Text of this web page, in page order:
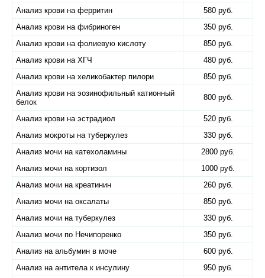
Анализ крови на ферритин
580 руб.
Анализ крови на фибриноген
350 руб.
Анализ крови на фолиевую кислоту
850 руб.
Анализ крови на ХГЧ
480 руб.
Анализ крови на хеликобактер пилори
850 руб.
Анализ крови на эозинофильный катионный
белок
800 руб.
Анализ крови на эстрадиол
520 руб.
Анализ мокроты на туберкулез
330 руб.
Анализ мочи на катехоламины
2800 руб.
Анализ мочи на кортизол
1000 руб.
Анализ мочи на креатинин
260 руб.
Анализ мочи на оксалаты
850 руб.
Анализ мочи на туберкулез
330 руб.
Анализ мочи по Нечипоренко
350 руб.
Анализ на альбумин в моче
600 руб.
Анализ на антитела к инсулину
950 руб.